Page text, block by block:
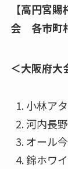
【高円宮
会 各市町
＜大阪府大
小林ア
河内長
オール
錦ホワ